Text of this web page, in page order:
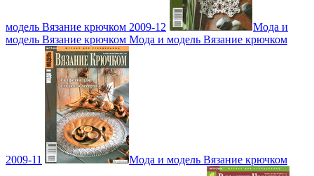
модель Вязание крючком 2009-12
Мода и
модель Вязание крючком Мода и модель Вязание крючком
2009-11 Мода и модель Вязание крючком